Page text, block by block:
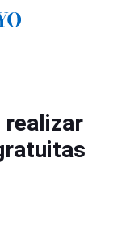
realizar